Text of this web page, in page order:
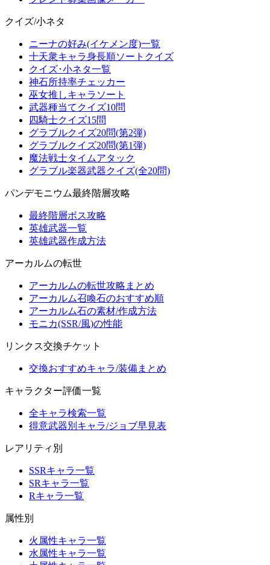
クイズ/小ネタ
ニーナの好み(イケメン度)一覧
十天衆キャラ身長順ソートクイズ
クイズ･小ネタ一覧
神石所持率チェッカー
巫女推しキャラソート
武器種当てクイズ10問
四騎士クイズ15問
グラブルクイズ20問(第2弾)
グラブルクイズ20問(第1弾)
魔法戦士タイムアタック
グラブル楽器武器クイズ(全20問)
パンデモニウム最終階層攻略
最終階層ボス攻略
英雄武器一覧
英雄武器作成方法
アーカルムの転世
アーカルムの転世攻略まとめ
アーカルム召喚石のおすすめ順
アーカルム石の素材/作成方法
モニカ(SSR/風)の性能
リンクス交換チケット
交換おすすめキャラ/装備まとめ
キャラクター評価一覧
全キャラ検索一覧
得意武器別キャラ/ジョブ早見表
レアリティ別
SSRキャラ一覧
SRキャラ一覧
Rキャラ一覧
属性別
火属性キャラ一覧
水属性キャラ一覧